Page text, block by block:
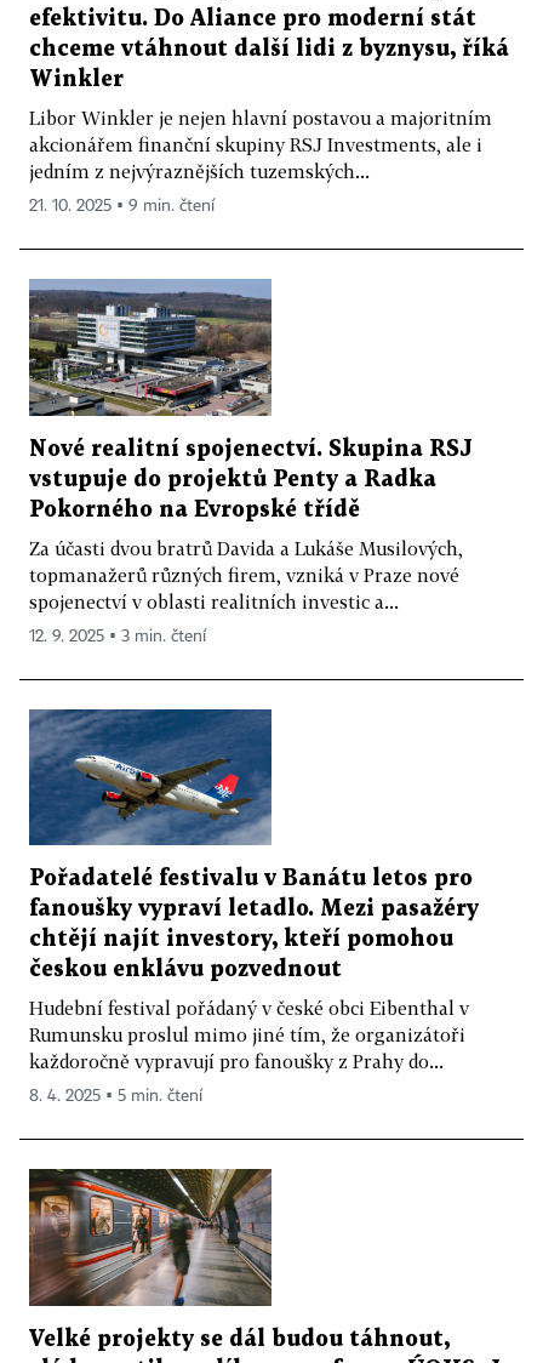
efektivitu. Do Aliance pro moderní stát
chceme vtáhnout další lidi z byznysu, říká
Winkler
Libor Winkler je nejen hlavní postavou a majoritním
akcionářem finanční skupiny RSJ Investments, ale i
jedním z nejvýraznějších tuzemských...
21. 10. 2025 ▪ 9 min. čtení
Nové realitní spojenectví. Skupina RSJ
vstupuje do projektů Penty a Radka
Pokorného na Evropské třídě
Za účasti dvou bratrů Davida a Lukáše Musilových,
topmanažerů různých firem, vzniká v Praze nové
spojenectví v oblasti realitních investic a...
12. 9. 2025 ▪ 3 min. čtení
Pořadatelé festivalu v Banátu letos pro
fanoušky vypraví letadlo. Mezi pasažéry
chtějí najít investory, kteří pomohou
českou enklávu pozvednout
Hudební festival pořádaný v české obci Eibenthal v
Rumunsku proslul mimo jiné tím, že organizátoři
každoročně vypravují pro fanoušky z Prahy do...
8. 4. 2025 ▪ 5 min. čtení
Velké projekty se dál budou táhnout,